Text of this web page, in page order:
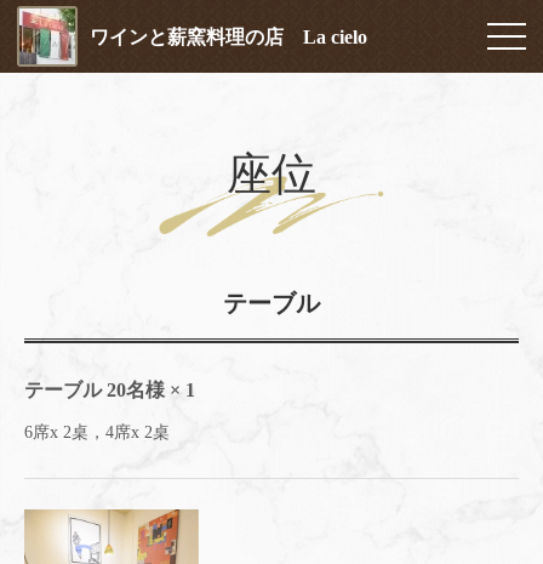
ワインと薪窯料理の店 La cielo
座位
テーブル
テーブル20名様 × 1
6席x 2桌，4席x 2桌